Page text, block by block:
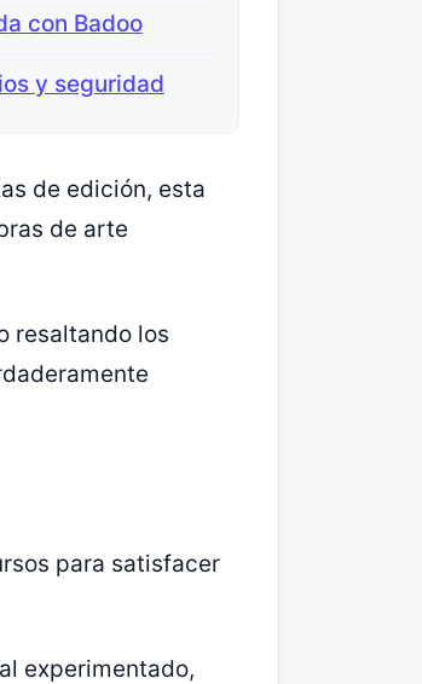
con Badoo
y seguridad
de edición, esta
de arte
resaltando los
para satisfacer
experimentado,